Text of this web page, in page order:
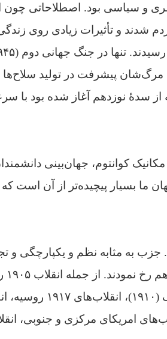
و سیاسی بود. اصطلاحاتی چون
شدند و تأثیرات زیادی روی
مرگ‌شان پیشرفت در تولید سلاح‌ها
از سدهٔ نوزدهم آغاز شده بود با
کوانتوم، جهان‌بینی
ما بسیار پیچیده‌تر از آن است
به مثابه نظم و یکپارچگی و